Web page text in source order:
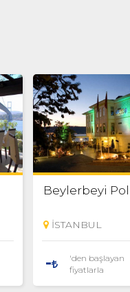
Beylerbeyi
İSTANBUL
-
'den başlayan
fiyatlarla